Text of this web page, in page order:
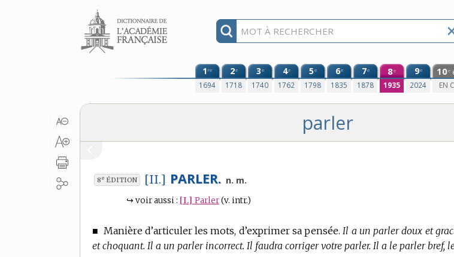
Aller au contenu
1re
1694
2e
1718
3e
1740
4e
1762
5e
1798
6e
1835
7e
1878
8e
1935
9e
2024
10e
EN
parler
8e ÉDITION [II.] PARLER. n. m.
↪ voir aussi : [I.] Parler(v. intr.)
■ Manière d’articuler les mots, d’exprimer sa pensée. Il a un parler doux et
et choquant. Il a un parler incorrect. Il faudra corriger votre parler. Il a le parler bref,